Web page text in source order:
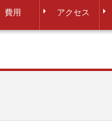
費用 アクセス